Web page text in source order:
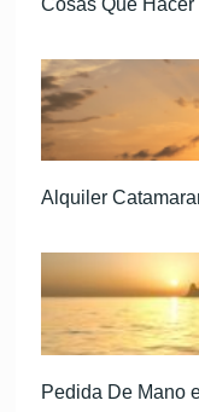
Alquiler
Pedida De Mano